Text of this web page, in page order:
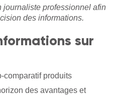
journaliste professionnel afin
des informations.
sur
comparatif produits
des avantages et